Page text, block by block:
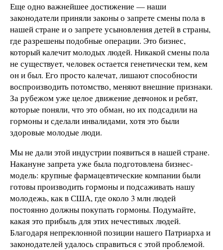
Еще одно важнейшее достижение — наши
законодатели приняли законы о запрете смены пола в
нашей стране и о запрете усыновления детей в страны,
где разрешены подобные операции. Это бизнес,
который калечит молодых людей. Никакой смены пола
не существует, человек остается генетически тем, кем
он и был. Его просто калечат, лишают способности
воспроизводить потомство, меняют внешние признаки.
За рубежом уже целое движение девчонок и ребят,
которые поняли, что это обман, но их подсадили на
гормоны и сделали инвалидами, хотя это были
здоровые молодые люди.
Мы не дали этой индустрии появиться в нашей стране.
Накануне запрета уже была подготовлена бизнес-
модель: крупные фармацевтические компании были
готовы производить гормоны и подсаживать нашу
молодежь, как в США, где около 3 млн людей
постоянно должны покупать гормоны. Подумайте,
какая это прибыль для этих нечестивых людей.
Благодаря непреклонной позиции нашего Патриарха и
законодателей удалось справиться с этой проблемой.